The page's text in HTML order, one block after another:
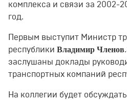
комплекса и связи за 2002-
год.
Первым выступит Министр
республики Владимир Членов
заслушаны доклады
транспортных компаний
На коллегии будет